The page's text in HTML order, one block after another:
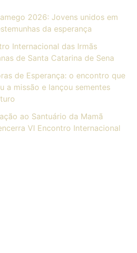
2026: Jovens unidos em
da esperança
Internacional das Irmãs
de Santa Catarina de Sena
de Esperança: o encontro que
a missão e lançou sementes
ao Santuário da Mamã
VI Encontro Internacional